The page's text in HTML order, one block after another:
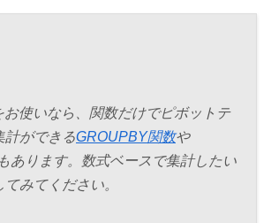
お使いなら、関数だけでピボットテ
計ができるGROUPBY関数や
あります。数式ベースで集計したい
みてください。